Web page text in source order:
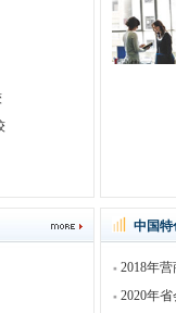
中国特
2018年
2020年